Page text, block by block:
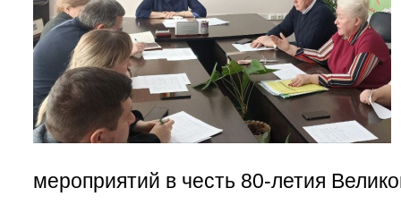
мероприятий в честь 80-летия